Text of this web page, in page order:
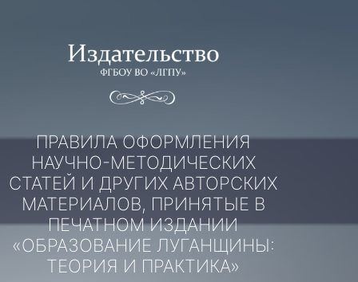
содержимому
ПРАВИЛА ОФОРМЛЕНИЯ
НАУЧНО-МЕТОДИЧЕСКИХ
СТАТЕЙ И ДРУГИХ АВТОРСКИХ
МАТЕРИАЛОВ, ПРИНЯТЫЕ В
ПЕЧАТНОМ ИЗДАНИИ
«ОБРАЗОВАНИЕ ЛУГАНЩИНЫ:
ТЕОРИЯ И ПРАКТИКА»